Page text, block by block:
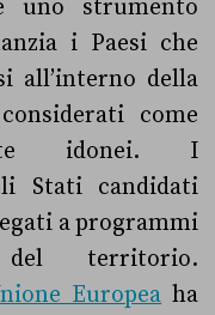
uno strumento
i Paesi che
all’interno della
come
idonei. I
Stati candidati
a programmi
territorio.
Europea ha